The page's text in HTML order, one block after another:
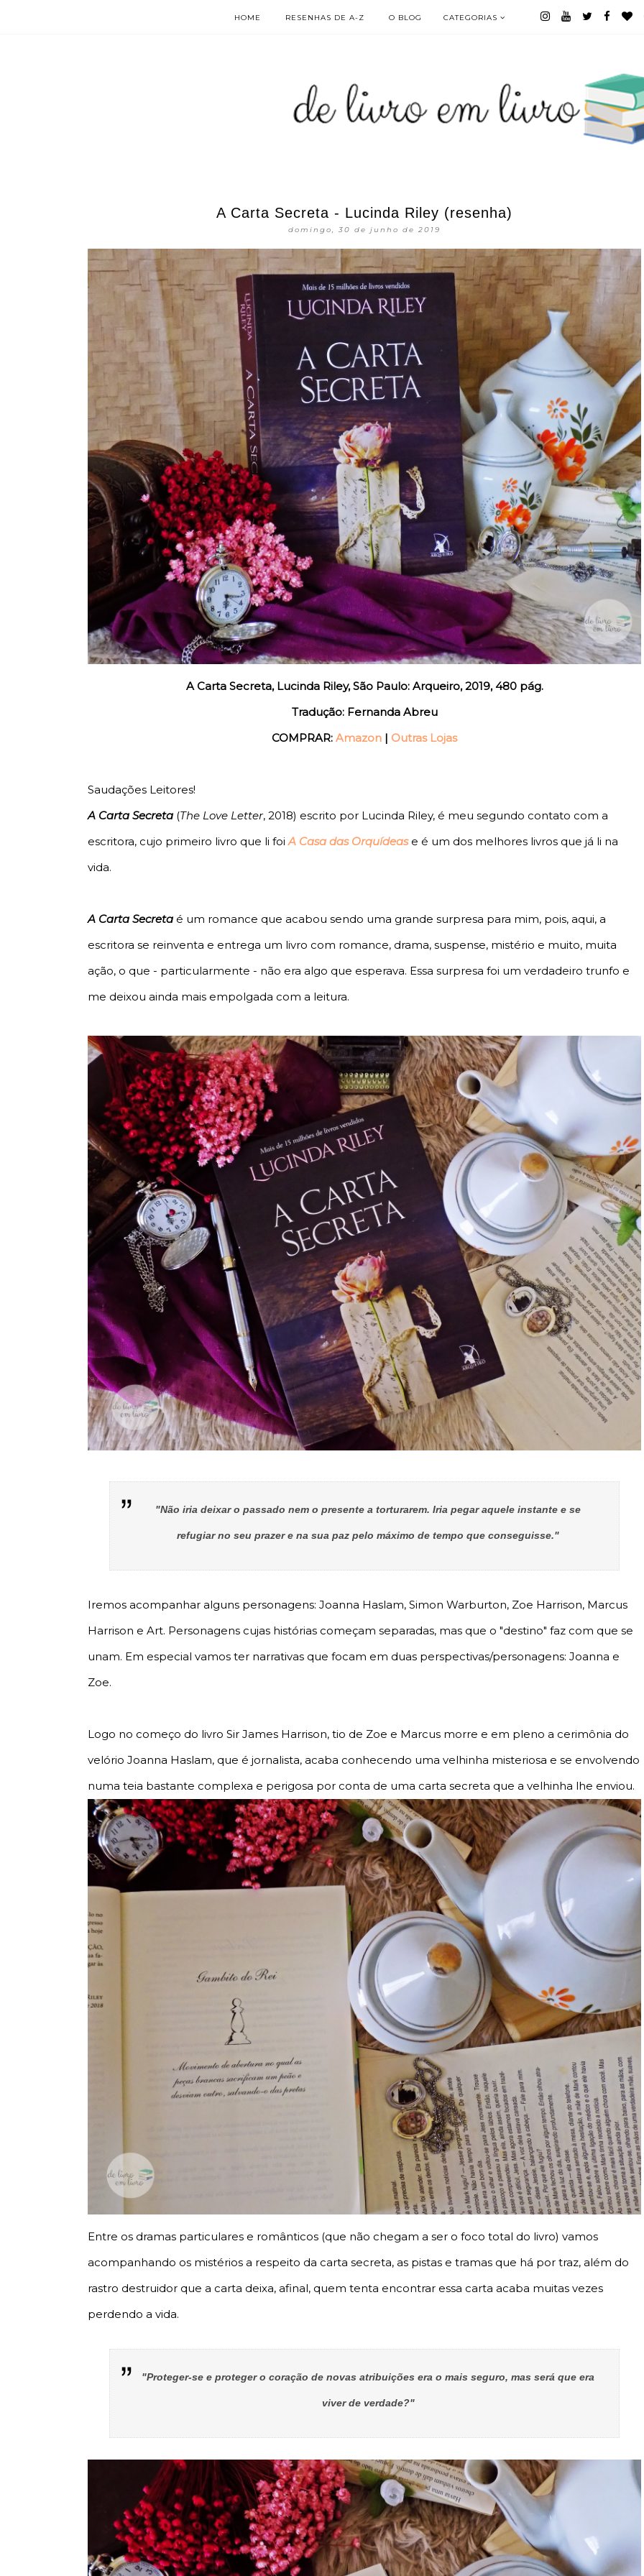
HOME RESENHAS DE A-Z O BLOG CATEGORIAS
A Carta Secreta - Lucinda Riley (resenha)
domingo, 30 de junho de 2019
A Carta Secreta, Lucinda Riley, São Paulo: Arqueiro, 2019, 480 pág.
Tradução: Fernanda Abreu
COMPRAR: Amazon | Outras Lojas
Saudações Leitores!
A Carta Secreta (The Love Letter, 2018) escrito por Lucinda Riley, é meu segundo contato com a
escritora, cujo primeiro livro que li foi A Casa das Orquídease é um dos melhores livros que já li na
vida.
A Carta Secreta é um romance que acabou sendo uma grande surpresa para mim, pois, aqui, a
escritora se reinventa e entrega um livro com romance, drama, suspense, mistério e muito, muita
ação, o que - particularmente - não era algo que esperava. Essa surpresa foi um verdadeiro trunfo e
me deixou ainda mais empolgada com a leitura.
"Não iria deixar o passado nem o presente a torturarem. Iria pegar aquele instante e se
refugiar no seu prazer e na sua paz pelo máximo de tempo que conseguisse."
Iremos acompanhar alguns personagens: Joanna Haslam, Simon Warburton, Zoe Harrison, Marcus
Harrison e Art. Personagens cujas histórias começam separadas, mas que o "destino" faz com que se
unam. Em especial vamos ter narrativas que focam em duas perspectivas/personagens: Joanna e
Zoe.
Logo no começo do livro Sir James Harrison, tio de Zoe e Marcus morre e em pleno a cerimônia do
velório Joanna Haslam, que é jornalista, acaba conhecendo uma velhinha misteriosa e se envolvendo
numa teia bastante complexa e perigosa por conta de uma carta secreta que a velhinha lhe enviou.
Entre os dramas particulares e românticos (que não chegam a ser o foco total do livro) vamos
acompanhando os mistérios a respeito da carta secreta, as pistas e tramas que há por traz, além do
rastro destruidor que a carta deixa, afinal, quem tenta encontrar essa carta acaba muitas vezes
perdendo a vida.
"Proteger-se e proteger o coração de novas atribuições era o mais seguro, mas será que era
viver de verdade?"